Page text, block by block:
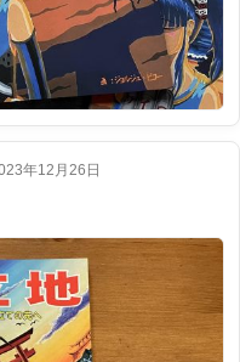
年12月26日